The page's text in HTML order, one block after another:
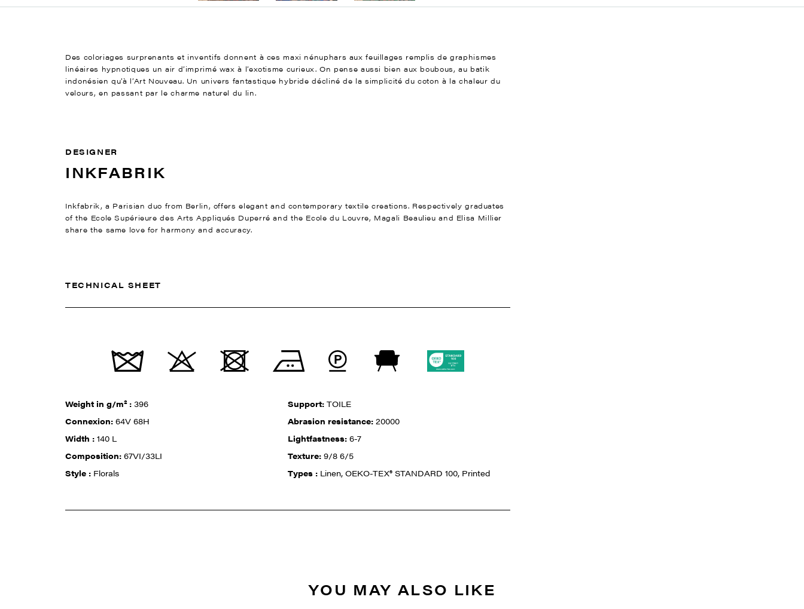
Des coloriages surprenants et inventifs donnent à ces maxi nénuphars aux feuillages remplis de graphismes
linéaires hypnotiques un air d’imprimé wax à l’exotisme curieux. On pense aussi bien aux boubous, au batik
indonésien qu’à l’Art Nouveau. Un univers fantastique hybride décliné de la simplicité du coton à la chaleur du
velours, en passant par le charme naturel du lin.
DESIGNER
INKFABRIK
Inkfabrik, a Parisian duo from Berlin, offers elegant and contemporary textile creations. Respectively graduates
of the Ecole Supérieure des Arts Appliqués Duperré and the Ecole du Louvre, Magali Beaulieu and Elisa Millier
share the same love for harmony and accuracy.
TECHNICAL SHEET
Weight in g/m² :396 Support:TOILE
Connexion:64V 68H Abrasion resistance:20000
Width :140 L Lightfastness:6-7
Composition:67VI/33LI Texture:9/8 6/5
Style : Florals Types : Linen, OEKO-TEX® STANDARD 100, Printed
YOU MAY ALSO LIKE